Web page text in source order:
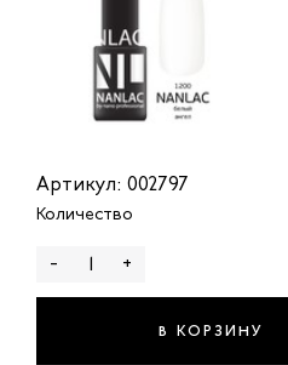
Артикул: 002797
Количество
- +
В КОРЗИНУ